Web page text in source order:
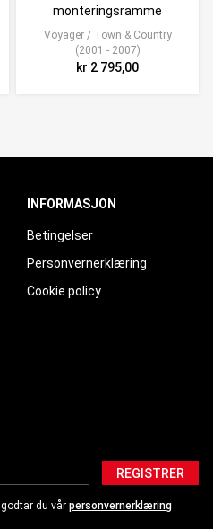
monteringsramme
Voyager / Town & Country
(2001 - 2007)
kr 2 795,00
INFORMASJON
Betingelser
Personvernerklæring
Cookie policy
REGISTRER
du vår personvernerklæring